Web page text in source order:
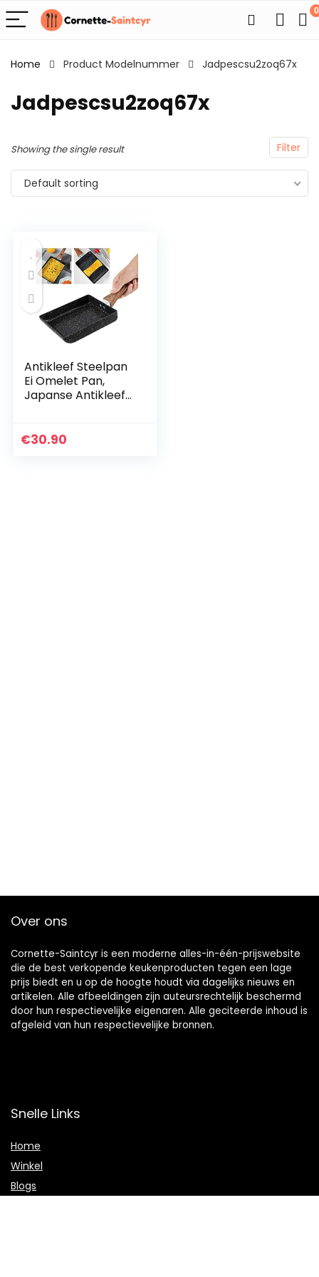
0
Home Product Modelnummer Jadpescsu2zoq67x
Jadpescsu2zoq67x
Filter
Showing the single result
Default sorting
Antikleef Steelpan
Ei Omelet Pan,
Japanse Antikleef
Braadpan met Anti
€30.90
Over ons
Cornette-Saintcyr is een moderne alles-in-één-prijswebsite
die de best verkopende keukenproducten tegen een lage
prijs biedt en u op de hoogte houdt via dagelijks nieuws en
artikelen. Alle afbeeldingen zijn auteursrechtelijk beschermd
door hun respectievelijke eigenaren. Alle geciteerde inhoud is
afgeleid van hun respectievelijke bronnen.
Snelle Links
Home
Winkel
Blogs